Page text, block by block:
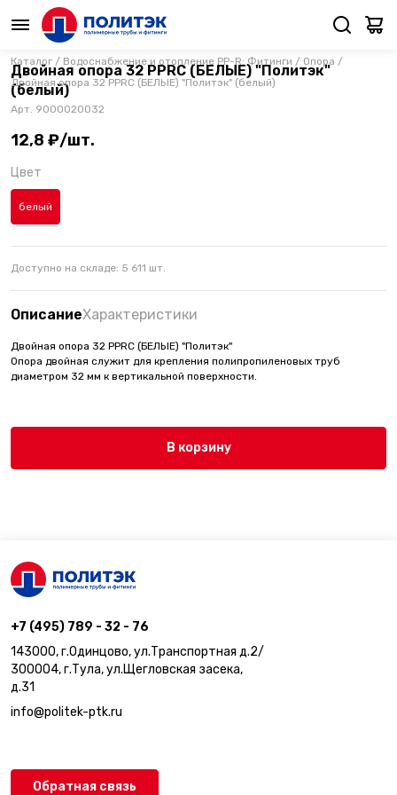
Каталог / Водоснабжение и отопление PP-R: Фитинги / Опора /
Двойная опора 32 PPRC (БЕЛЫЕ) "Политэк" (белый)
Двойная опора 32 PPRC (БЕЛЫЕ) "Политэк"
(белый)
Арт. 9000020032
12,8 ₽/шт.
Цвет
белый
Доступно на складе: 5 611 шт.
ОписаниеХарактеристики
Двойная опора 32 PPRC (БЕЛЫЕ) "Политэк"
Опора двойная служит для крепления полипропиленовых труб
диаметром 32 мм к вертикальной поверхности.
В корзину
+7 (495) 789 - 32 - 76
143000, г.Одинцово, ул.Транспортная д.2/
300004, г.Тула, ул.Щегловская засека,
д.31
info@politek-ptk.ru
Обратная связь